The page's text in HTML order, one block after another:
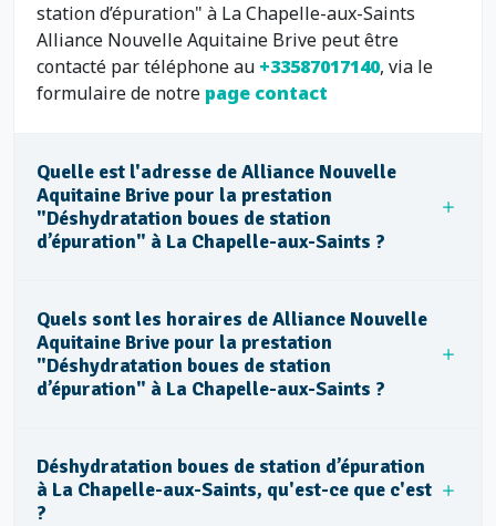
station d’épuration" à La Chapelle-aux-Saints
Alliance Nouvelle Aquitaine Brive peut être
contacté par téléphone au +33587017140, via le
formulaire de notre page contact
Quelle est l'adresse de Alliance Nouvelle
Aquitaine Brive pour la prestation
"Déshydratation boues de station
d’épuration" à La Chapelle-aux-Saints ?
Quels sont les horaires de Alliance Nouvelle
Aquitaine Brive pour la prestation
"Déshydratation boues de station
d’épuration" à La Chapelle-aux-Saints ?
Déshydratation boues de station d’épuration
à La Chapelle-aux-Saints, qu'est-ce que c'est
?